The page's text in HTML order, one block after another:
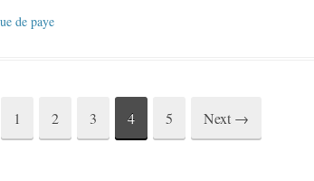
de paye
1 2 3 4 5 Next →